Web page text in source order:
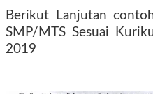
Berikut Lanjutan
SMP/MTS Sesuai
2019